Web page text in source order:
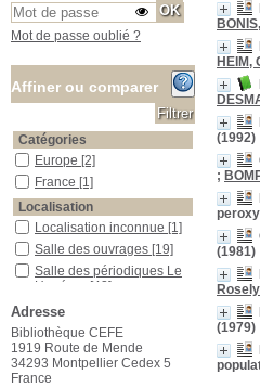
HEIM,
(1992)
;
(1981)
(1979)
Mot de passe oublié ?
Affiner ou comparer
Catégories
EuropeEurope [2]
FranceFrance [1]
Localisation
Localisation inconnue
Localisation inconnue [1]
Salle des ouvrages
Salle des ouvrages [19]
Salle des périodiques Le Houérou
Salle des périodiques Le
Houérou [42]
Section
03_Botanique
03_Botanique[1]
09_Génétique_Evolution
09_Génétique_Evolution
[15]
Adresse
Bibliothèque CEFE
1919 Route de Mende
34293 Montpellier Cedex 5
France